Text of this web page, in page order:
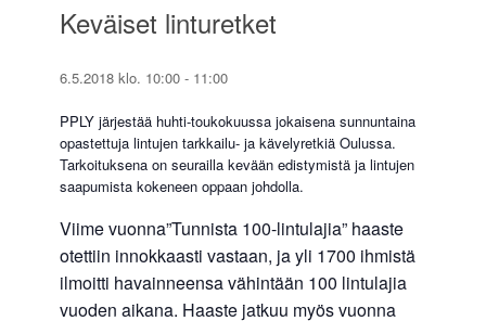
Keväiset linturetket
6.5.2018 klo. 10:00 - 11:00
PPLY järjestää huhti-toukokuussa jokaisena sunnuntaina
opastettuja lintujen tarkkailu- ja kävelyretkiä Oulussa.
Tarkoituksena on seurailla kevään edistymistä ja lintujen
saapumista kokeneen oppaan johdolla.
Viime vuonna”Tunnista 100-lintulajia” haaste
otettiin innokkaasti vastaan, ja yli 1700 ihmistä
ilmoitti havainneensa vähintään 100 lintulajia
vuoden aikana. Haaste jatkuu myös vuonna